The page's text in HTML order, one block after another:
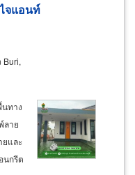
จแอนท์
Buri,
ทาง
ลาย
ยและ
นกรีต